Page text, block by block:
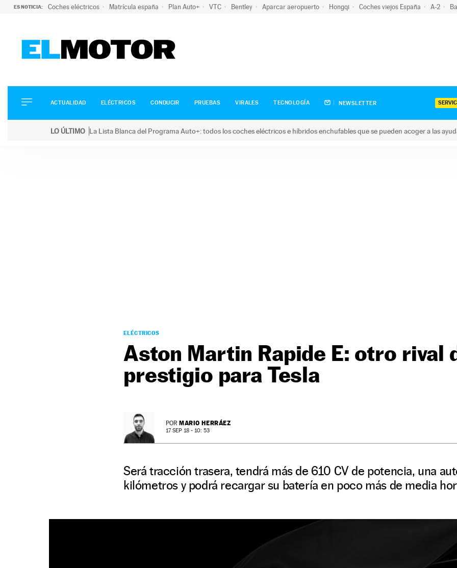
ES NOTICIA: Coches eléctricos Matrícula españa Plan Auto+ VTC Bentley Aparcar aeropuerto Hongqi Coches viejos España A-2
ELÉCTRICOS
CONDUCIR
ACTUALIDAD ELÉCTRICOS CONDUCIR PRUEBAS VIRALES TECNOLOGÍA NEWSLETTER
LO ÚLTIMO La Lista Blanca del Programa Auto+: todos los coches eléctricos e híbridos enchufables que se pueden acoger a las
ELÉCTRICOS
Aston Martin Rapide E: otro rival
prestigio para Tesla
POR MARIO HERRÁEZ
17 SEP 18 - 10: 53
Será tracción trasera, tendrá más de 610 CV de potencia, una
kilómetros y podrá recargar su batería en poco más de media